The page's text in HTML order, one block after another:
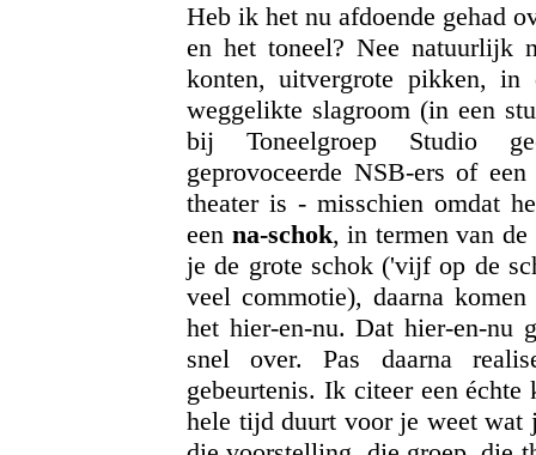
Heb ik het nu afdoende gehad
en het toneel? Nee
konten, uitvergrote pikken, in
weggelikte slagroom (in een
bij Toneelgroep Studio
geprovoceerde NSB-ers of
theater is - misschien omdat
een na-schok, in termen van de
je de grote schok ('vijf op de
veel commotie), daarna
het hier-en-nu. Dat hier-en-nu
snel over. Pas daarna
gebeurtenis. Ik citeer een
hele tijd duurt voor je weet wat